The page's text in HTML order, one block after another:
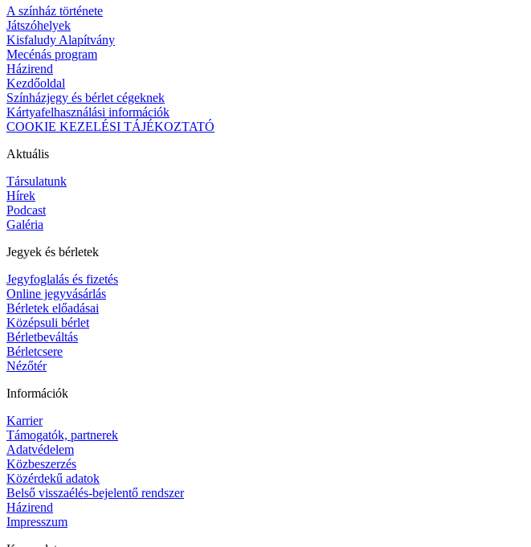
A színház története
Játszóhelyek
Kisfaludy Alapítvány
Mecénás program
Házirend
Kezdőoldal
Színházjegy és bérlet cégeknek
Kártyafelhasználási információk
COOKIE KEZELÉSI TÁJÉKOZTATÓ
Aktuális
Társulatunk
Hírek
Podcast
Galéria
Jegyek és bérletek
Jegyfoglalás és fizetés
Online jegyvásárlás
Bérletek előadásai
Középsuli bérlet
Bérletbeváltás
Bérletcsere
Nézőtér
Információk
Karrier
Támogatók, partnerek
Adatvédelem
Közbeszerzés
Közérdekű adatok
Belső visszaélés-bejelentő rendszer
Házirend
Impresszum